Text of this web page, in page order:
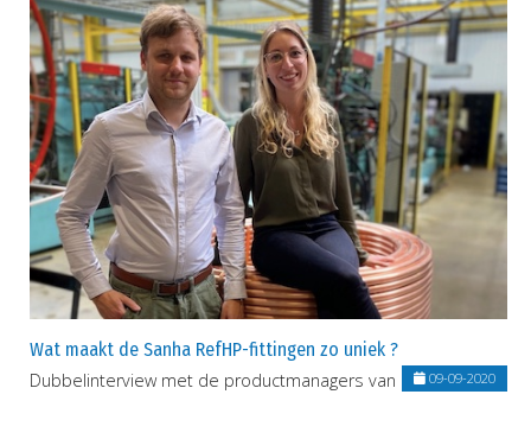
Wat maakt de Sanha RefHP-fittingen zo uniek ?
Dubbelinterview met de productmanagers van SANHA.09-09-2020